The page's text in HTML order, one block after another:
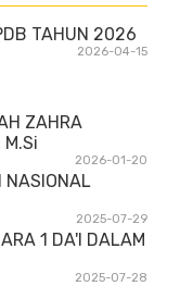
TAHUN 2026
2026-04-15
ZAHRA
M.Si
2026-01-20
NASIONAL
2025-07-29
1 DA'I DALAM
2025-07-28